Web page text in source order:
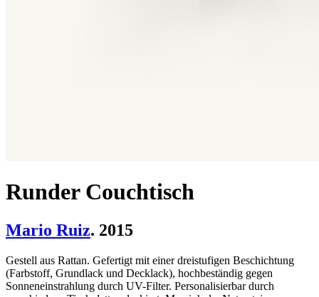
Runder Couchtisch
Mario Ruiz. 2015
Gestell aus Rattan. Gefertigt mit einer dreistufigen Beschichtung
(Farbstoff, Grundlack und Decklack), hochbeständig gegen
Sonneneinstrahlung durch UV-Filter. Personalisierbar durch